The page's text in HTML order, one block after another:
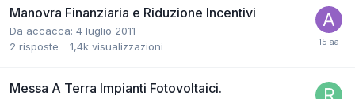
Manovra Finanziaria e Riduzione Incentivi
Da accacca: 4 luglio 2011
2 risposte 1,4k visualizzazioni
Messa A Terra Impianti Fotovoltaici.